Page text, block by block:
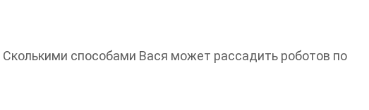
Сколькими способами Вася может рассадить роботов по